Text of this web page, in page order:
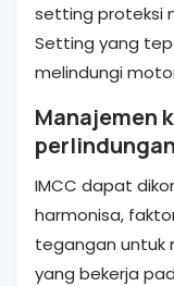
setting proteksi
Setting yang
melindungi
Manajemen
IMCC dapat
harmonisa,
tegangan untuk
yang bekerja